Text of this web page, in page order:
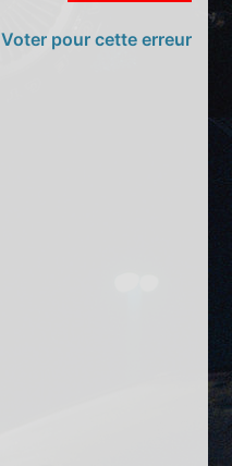
Voter pour cette erreur